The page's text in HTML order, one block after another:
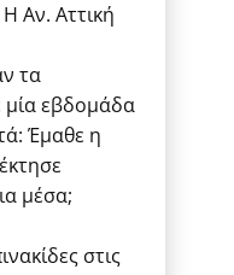
Αν. Αττική
τα
εβδομάδα
Έμαθε η
μέσα;
στις